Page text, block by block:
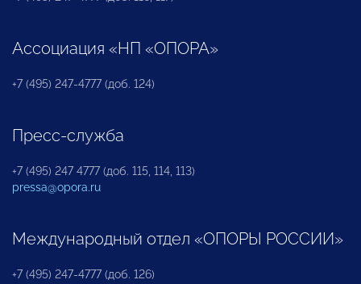
Ассоциация «НП «ОПОРА»
+7 (495) 247-4777 (доб. 124)
Пресс-служба
+7 (495) 247 4777 (доб. 115, 114, 113)
pressa@opora.ru
Международный отдел «ОПОРЫ РОССИИ»
+7 (495) 247-4777 (доб. 126)